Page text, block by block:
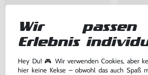
Wir
Erlebnis
Hey Du! 🎮 Wir verwenden Cookies, aber
hier keine Kekse – obwohl das auch Spaß